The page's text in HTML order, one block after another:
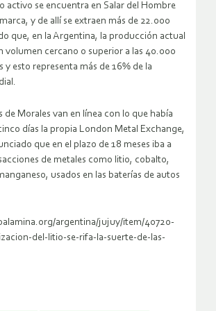
activo se encuentra en Salar del Hombre
y de allí se extraen más de 22.000
que, en la Argentina, la producción actual
volumen cercano o superior a las 40.000
y esto representa más de 16% de la
de Morales van en línea con lo que había
días la propia London Metal Exchange,
que en el plazo de 18 meses iba a
de metales como litio, cobalto,
usados en las baterías de autos
argentina/jujuy/item/40720-
del-litio-se-rifa-la-suerte-de-las-